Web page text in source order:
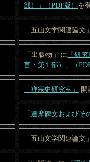
部）」（PDF版） を
「五山文学関連論文
「出版物」に 『研
言・第１部）」（
「禅宗史研究室」 開
「達摩碑文および
「五山文学関連論文